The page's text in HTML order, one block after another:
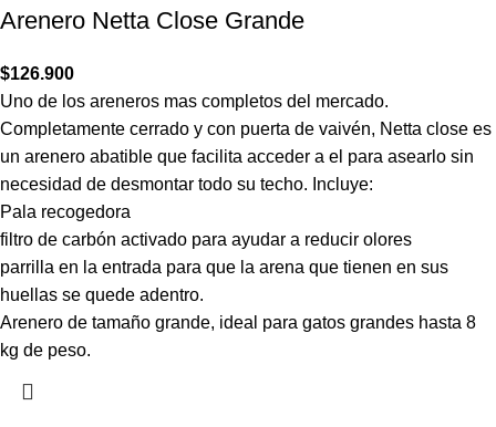
Arenero Netta Close Grande
$126.900
Uno de los areneros mas completos del mercado.
Completamente cerrado y con puerta de vaivén, Netta close es
un arenero abatible que facilita acceder a el para asearlo sin
necesidad de desmontar todo su techo. Incluye:
Pala recogedora
filtro de carbón activado para ayudar a reducir olores
parrilla en la entrada para que la arena que tienen en sus
huellas se quede adentro.
Arenero de tamaño grande, ideal para gatos grandes hasta 8
kg de peso.